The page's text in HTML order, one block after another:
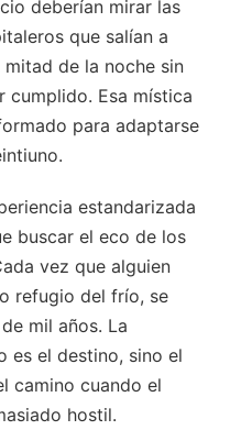
deberían mirar las
que salían a
de la noche sin
cumplido. Esa mística
para adaptarse
estandarizada
buscar el eco de los
vez que alguien
refugio del frío, se
mil años. La
es el destino, sino el
camino cuando el
hostil.